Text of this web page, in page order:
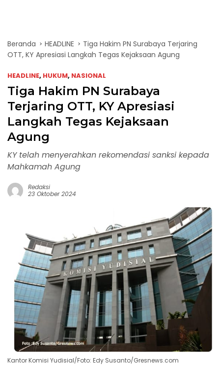
Beranda HEADLINE
Tiga Hakim PN Surabaya Terjaring
OTT, KY Apresiasi Langkah Tegas Kejaksaan Agung
HEADLINE, HUKUM, NASIONAL
Tiga Hakim PN Surabaya
Terjaring OTT, KY Apresiasi
Langkah Tegas Kejaksaan
Agung
KY telah menyerahkan rekomendasi sanksi kepada
Mahkamah Agung
Redaksi
23 Oktober 2024
Kantor Komisi Yudisial/Foto: Edy Susanto/Gresnews.com